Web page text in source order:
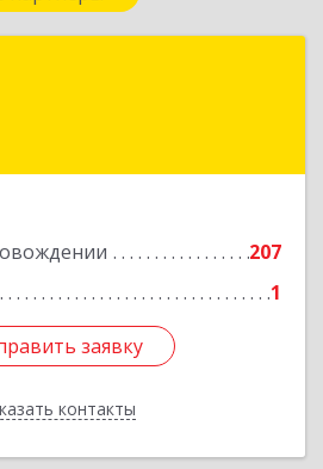
207
1
заявку
контакты
Респ, Октябрьский г,
заявку
Назад